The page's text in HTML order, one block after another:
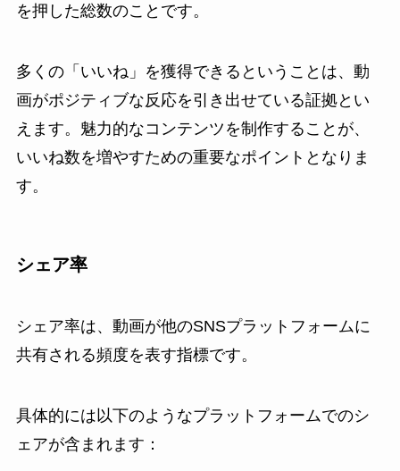
を押した総数のことです。
多くの「いいね」を獲得できるということは、動
画がポジティブな反応を引き出せている証拠とい
えます。魅力的なコンテンツを制作することが、
いいね数を増やすための重要なポイントとなりま
す。
シェア率
シェア率は、動画が他のSNSプラットフォームに
共有される頻度を表す指標です。
具体的には以下のようなプラットフォームでのシ
ェアが含まれます：